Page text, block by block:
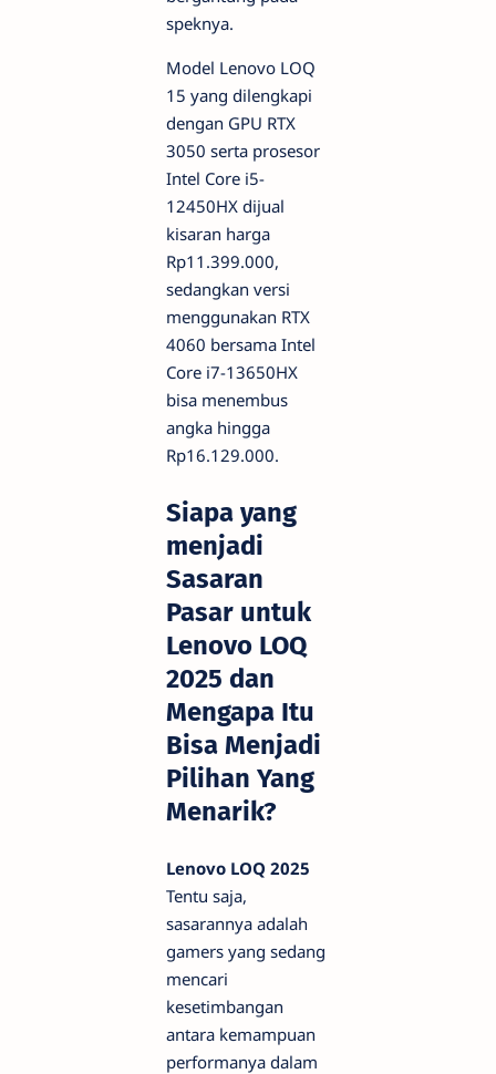
speknya.
Model Lenovo LOQ
15 yang dilengkapi
dengan GPU RTX
3050 serta prosesor
Intel Core i5-
12450HX dijual
kisaran harga
Rp11.399.000,
sedangkan versi
menggunakan RTX
4060 bersama Intel
Core i7-13650HX
bisa menembus
angka hingga
Rp16.129.000.
Siapa yang
menjadi
Sasaran
Pasar untuk
Lenovo LOQ
2025 dan
Mengapa Itu
Bisa Menjadi
Pilihan Yang
Menarik?
Lenovo LOQ 2025
Tentu saja,
sasarannya adalah
gamers yang sedang
mencari
kesetimbangan
antara kemampuan
performanya dalam